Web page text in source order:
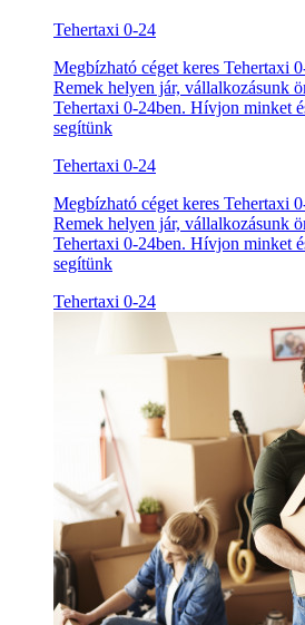
Tehertaxi 0-24
Megbízható céget keres Tehertaxi
Remek helyen jár, vállalkozásunk
Tehertaxi 0-24ben. Hívjon minket
segítünk
Tehertaxi 0-24
Megbízható céget keres Tehertaxi
Remek helyen jár, vállalkozásunk
Tehertaxi 0-24ben. Hívjon minket
segítünk
Tehertaxi 0-24